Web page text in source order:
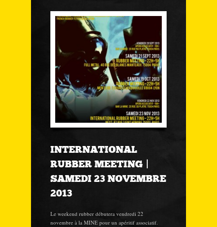
INTERNATIONAL
RUBBER MEETING |
SAMEDI 23 NOVEMBRE
2013
Le weekend rubber débutera vendredi 22
novembre à la MINE pour un apéritif associatif.